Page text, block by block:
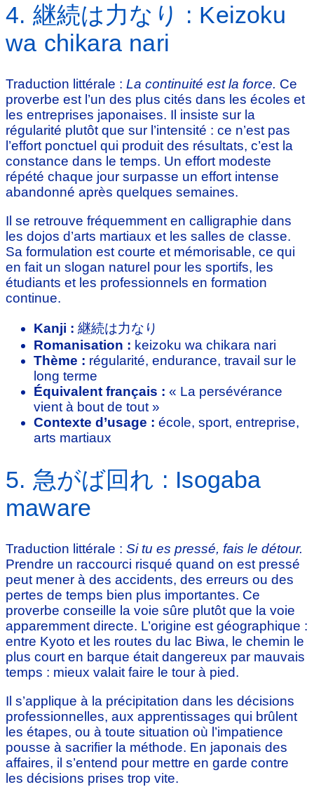
4. 継続は力なり : Keizoku
wa chikara nari
Traduction littérale : La continuité est la force. Ce
proverbe est l’un des plus cités dans les écoles et
les entreprises japonaises. Il insiste sur la
régularité plutôt que sur l’intensité : ce n’est pas
l’effort ponctuel qui produit des résultats, c’est la
constance dans le temps. Un effort modeste
répété chaque jour surpasse un effort intense
abandonné après quelques semaines.
Il se retrouve fréquemment en calligraphie dans
les dojos d’arts martiaux et les salles de classe.
Sa formulation est courte et mémorisable, ce qui
en fait un slogan naturel pour les sportifs, les
étudiants et les professionnels en formation
continue.
Kanji : 継続は力なり
Romanisation : keizoku wa chikara nari
Thème : régularité, endurance, travail sur le
long terme
Équivalent français : « La persévérance
vient à bout de tout »
Contexte d’usage : école, sport, entreprise,
arts martiaux
5. 急がば回れ : Isogaba
maware
Traduction littérale : Si tu es pressé, fais le détour.
Prendre un raccourci risqué quand on est pressé
peut mener à des accidents, des erreurs ou des
pertes de temps bien plus importantes. Ce
proverbe conseille la voie sûre plutôt que la voie
apparemment directe. L’origine est géographique :
entre Kyoto et les routes du lac Biwa, le chemin le
plus court en barque était dangereux par mauvais
temps : mieux valait faire le tour à pied.
Il s’applique à la précipitation dans les décisions
professionnelles, aux apprentissages qui brûlent
les étapes, ou à toute situation où l’impatience
pousse à sacrifier la méthode. En japonais des
affaires, il s’entend pour mettre en garde contre
les décisions prises trop vite.